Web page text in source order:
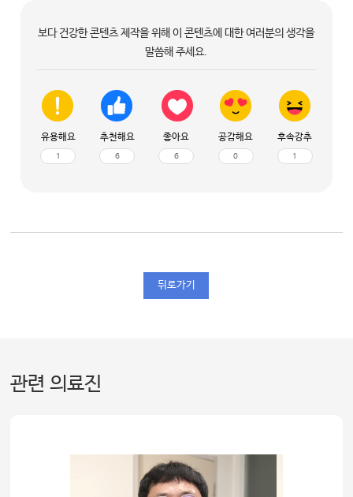
보다 건강한 콘텐츠 제작을 위해 이 콘텐츠에 대한 여러분의 생각을
말씀해 주세요.
유용해요
1
추천해요
6
좋아요
6
공감해요
0
후속강추
1
뒤로가기
관련 의료진